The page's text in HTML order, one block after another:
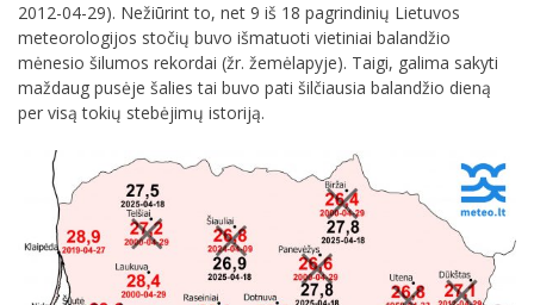
2012-04-29). Nežiūrint to, net 9 iš 18 pagrindinių Lietuvos
meteorologijos stočių buvo išmatuoti vietiniai balandžio
mėnesio šilumos rekordai (žr. žemėlapyje). Taigi, galima sakyti
maždaug pusėje šalies tai buvo pati šilčiausia balandžio dieną
per visą tokių stebėjimų istoriją.